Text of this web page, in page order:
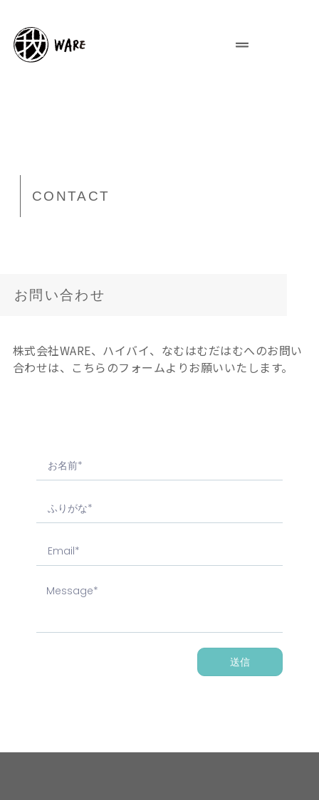
CONTACT
お問い合わせ
株式会社WARE、ハイバイ、なむはむだはむへのお問い
合わせは、こちらのフォームよりお願いいたします。
送信